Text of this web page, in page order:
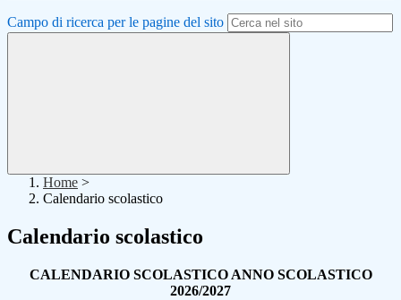
Campo di ricerca per le pagine del sito
Home >
Calendario scolastico
Calendario scolastico
CALENDARIO SCOLASTICO ANNO SCOLASTICO
2026/2027